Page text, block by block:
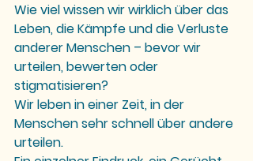
Wie viel wissen wir wirklich über das
Leben, die Kämpfe und die Verluste
anderer Menschen – bevor wir
urteilen, bewerten oder
stigmatisieren?
Wir leben in einer Zeit, in der
Menschen sehr schnell über andere
urteilen.